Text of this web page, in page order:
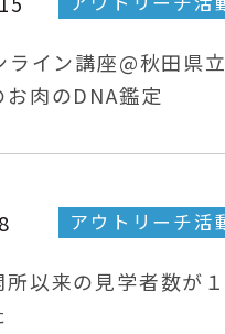
ライン講座@秋田県
肉のDNA鑑定
アウトリーチ活
所以来の見学者数が